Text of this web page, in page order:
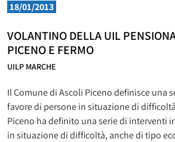
18/01/2013
VOLANTINO DELLA UIL
PICENO E FERMO
UILP MARCHE
Il Comune di Ascoli Piceno definisce una
favore di persone in situazione di
Piceno ha definito una serie di interventi
in situazione di difficoltà, anche di tipo